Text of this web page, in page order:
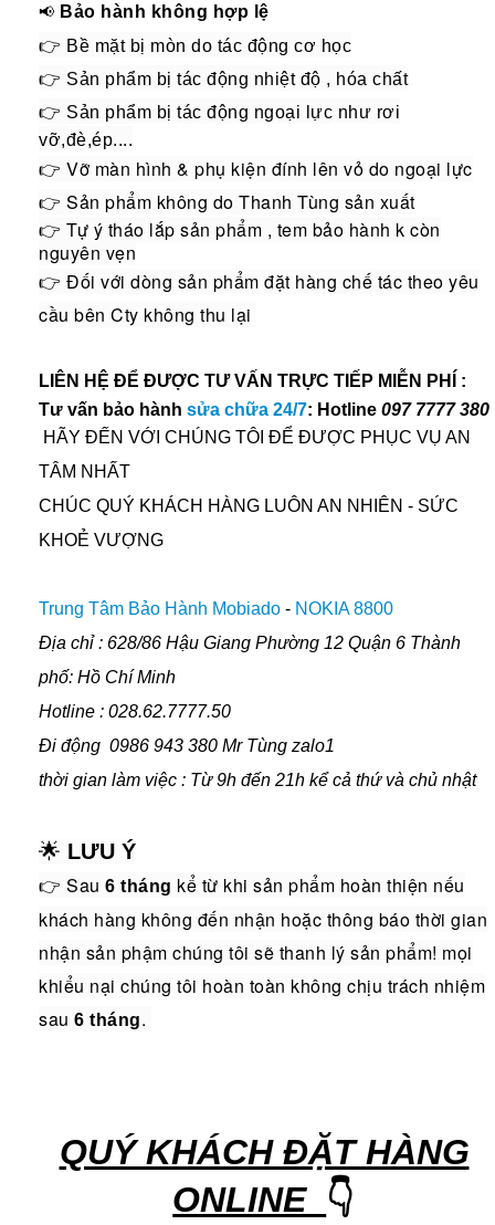
📢 Bảo hành không hợp lệ
👉 Bề mặt bị mòn do tác động cơ học
👉 Sản phẩm bị tác động nhiệt độ , hóa chất
👉 Sản phẩm bị tác động ngoại lực như rơi
vỡ,đè,ép....
👉 Vỡ màn hình & phụ kiện đính lên vỏ do ngoại lực
👉 Sản phẩm không do Thanh Tùng sản xuất
👉 Tự ý tháo lắp sản phẩm , tem bảo hành k còn
nguyên vẹn
👉 Đối với dòng sản phẩm đặt hàng chế tác theo yêu
cầu bên Cty không thu lại
LIÊN HỆ ĐỂ ĐƯỢC TƯ VẤN TRỰC TIẾP MIỄN PHÍ :
Tư vấn bảo hành sửa chữa 24/7: Hotline 097 7777 380
HÃY ĐẾN VỚI CHÚNG TÔI ĐỂ ĐƯỢC PHỤC VỤ AN
TÂM NHẤT
CHÚC QUÝ KHÁCH HÀNG LUÔN AN NHIÊN - SỨC
KHOẺ VƯỢNG
Trung Tâm Bảo Hành Mobiado - NOKIA 8800
Địa chỉ : 628/86 Hậu Giang Phường 12 Quận 6 Thành
phố: Hồ Chí Minh
Hotline : 028.62.7777.50
Đi động 0986 943 380 Mr Tùng zalo1
thời gian làm việc : Từ 9h đến 21h kể cả thứ và chủ nhật
🌟 LƯU Ý
👉 Sau 6 tháng kể từ khi sản phẩm hoàn thiện nếu
khách hàng không đến nhận hoặc thông báo thời gian
nhận sản phậm chúng tôi sẽ thanh lý sản phẩm! mọi
khiểu nại chúng tôi hoàn toàn không chịu trách nhiệm
sau 6 tháng.
QUÝ KHÁCH ĐẶT HÀNG
ONLINE 👇